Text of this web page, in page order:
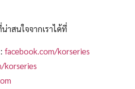
าสนใจจากเราได้ที่
: facebook.com/korseries
korseries